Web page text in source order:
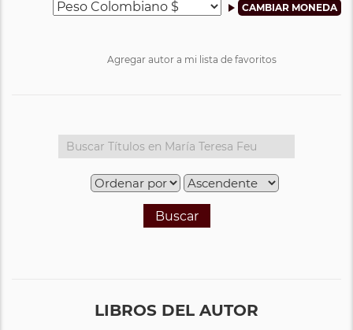
Agregar autor a mi lista de favoritos
Buscar
LIBROS DEL AUTOR